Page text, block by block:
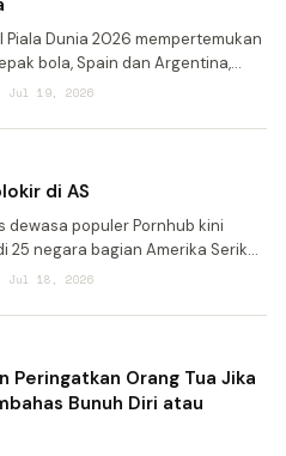
Piala Dunia 2026 mempertemukan
bola, Spain dan Argentina,
yang dinanti jutaan pasang
Jul 19, 2026
di AS
dewasa populer Pornhub kini
25 negara bagian Amerika Serikat.
merupakan dampak langsung dari
Jul 18, 2026
Peringatkan Orang Tua Jika
Bunuh Diri atau